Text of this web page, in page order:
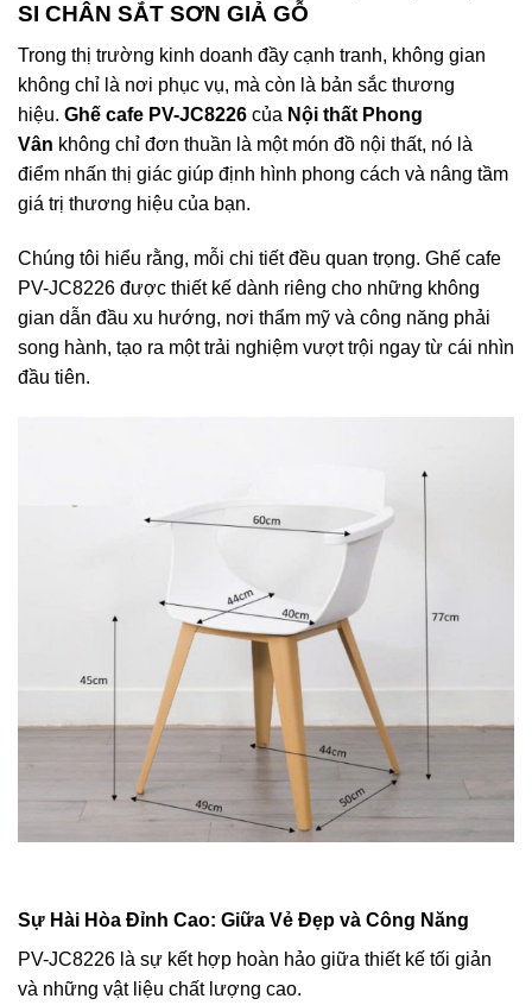
SI CHÂN SẮT SƠN GIẢ GỖ
Trong thị trường kinh doanh đầy cạnh tranh, không gian
không chỉ là nơi phục vụ, mà còn là bản sắc thương
hiệu. Ghế cafe PV-JC8226 của Nội thất Phong
Vân không chỉ đơn thuần là một món đồ nội thất, nó là
điểm nhấn thị giác giúp định hình phong cách và nâng tầm
giá trị thương hiệu của bạn.
Chúng tôi hiểu rằng, mỗi chi tiết đều quan trọng. Ghế cafe
PV-JC8226 được thiết kế dành riêng cho những không
gian dẫn đầu xu hướng, nơi thẩm mỹ và công năng phải
song hành, tạo ra một trải nghiệm vượt trội ngay từ cái nhìn
đầu tiên.
Sự Hài Hòa Đỉnh Cao: Giữa Vẻ Đẹp và Công Năng
PV-JC8226 là sự kết hợp hoàn hảo giữa thiết kế tối giản
và những vật liệu chất lượng cao.